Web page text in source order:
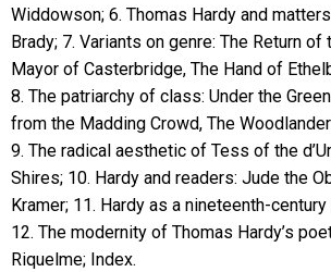
Widdowson; 6. Thomas Hardy and
Brady; 7. Variants on genre: The Return of
Mayor of Casterbridge, The Hand of
8. The patriarchy of class: Under the
from the Madding Crowd, The
9. The radical aesthetic of Tess of the
Shires; 10. Hardy and readers: Jude the
Kramer; 11. Hardy as a nineteenth-
12. The modernity of Thomas Hardy’s
Riquelme; Index.